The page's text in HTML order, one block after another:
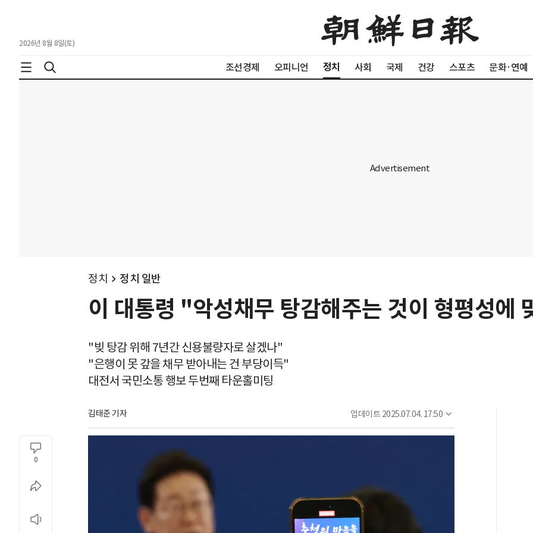
2026년 8월 8일(토)
조선경제 오피니언 정치 사회 국제 건강 스포츠 문화·연예
정치 정치 일반
이 대통령 "악성채무 탕감해주는 것이 형평성에
"빚 탕감 위해 7년간 신용불량자로 살겠나"
"은행이 못 갚을 채무 받아내는 건 부당이득"
대전서 국민소통 행보 두번째 타운홀미팅
김태준 기자 업데이트 2025.07.04. 17:50
0